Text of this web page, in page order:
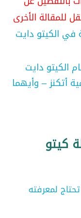
للمقالة الأخرى
في الكيتو دايت
الكيتو دايت
أتكنز – وأيهما
كيتو
لمعرفته